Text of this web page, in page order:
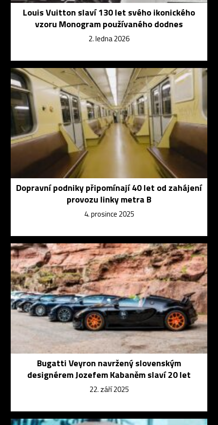
Louis Vuitton slaví 130 let svého ikonického
vzoru Monogram používaného dodnes
2. ledna 2026
Dopravní podniky připomínají 40 let od zahájení
provozu linky metra B
4. prosince 2025
Bugatti Veyron navržený slovenským
designérem Jozefem Kabaněm slaví 20 let
22. září 2025